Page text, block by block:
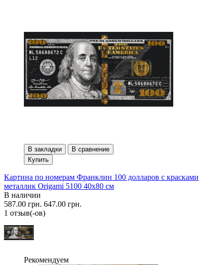
В закладки
В сравнение
Купить
Картина по номерам Франклин 100 долларов с красками
металлик Origami 5100 40x80 см
В наличии
587.00 грн. 647.00 грн.
1 отзыв(-ов)
Рекомендуем